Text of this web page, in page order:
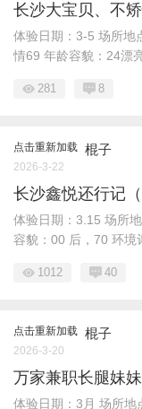
长沙大宝贝、不
体验日期：3-5 场所地
情69 年龄容貌：24漂
281 8
点击重新加载 棍子
2026-3-22
长沙鑫悦还行记（
体验日期：3.15 场所
容貌：00 后，70 环境
1012 40
点击重新加载 棍子
2026-3-20
万家兼职长腿妹妹
体验日期：3月 场所地